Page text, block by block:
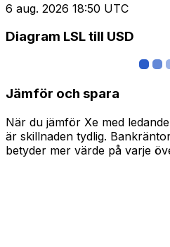
6 aug. 2026 18:50 UTC
Diagram LSL till USD
Jämför och spara
När du jämför Xe med
är skillnaden tydlig.
betyder mer värde på varje